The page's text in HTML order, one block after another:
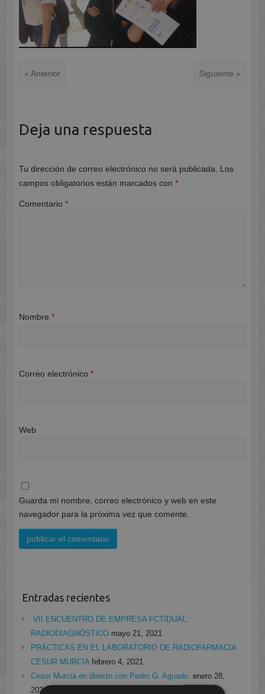
« Anterior Siguiente »
Deja una respuesta
Tu dirección de correo electrónico no será publicada.
Los
campos obligatorios están marcados con *
Comentario *
Nombre *
Correo electrónico *
Web
Guarda mi nombre, correo electrónico y web en este
navegador para la próxima vez que comente.
Entradas recientes
VII ENCUENTRO DE EMPRESA FCT/DUAL:
RADIODIAGNÓSTICO mayo 21, 2021
PRÁCTICAS EN EL LABORATORIO DE RADIOFARMACIA.
CESUR MURCIA febrero 4, 2021
Cesur Murcia en directo con Pedro G. Aguado. enero 28,
2021